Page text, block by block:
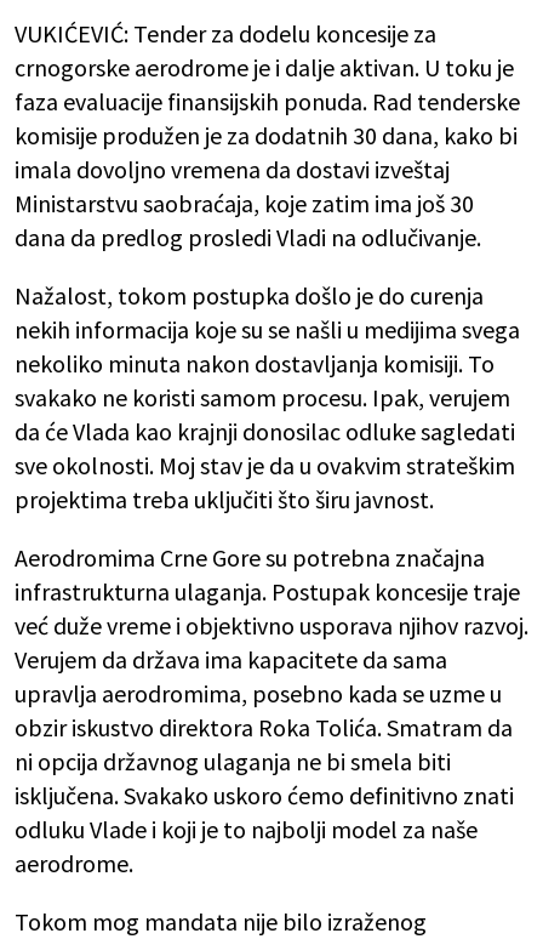
VUKIĆEVIĆ: Tender za dodelu koncesije za
crnogorske aerodrome je i dalje aktivan. U toku je
faza evaluacije finansijskih ponuda. Rad tenderske
komisije produžen je za dodatnih 30 dana, kako bi
imala dovoljno vremena da dostavi izveštaj
Ministarstvu saobraćaja, koje zatim ima još 30
dana da predlog prosledi Vladi na odlučivanje.
Nažalost, tokom postupka došlo je do curenja
nekih informacija koje su se našli u medijima svega
nekoliko minuta nakon dostavljanja komisiji. To
svakako ne koristi samom procesu. Ipak, verujem
da će Vlada kao krajnji donosilac odluke sagledati
sve okolnosti. Moj stav je da u ovakvim strateškim
projektima treba uključiti što širu javnost.
Aerodromima Crne Gore su potrebna značajna
infrastrukturna ulaganja. Postupak koncesije traje
već duže vreme i objektivno usporava njihov razvoj.
Verujem da država ima kapacitete da sama
upravlja aerodromima, posebno kada se uzme u
obzir iskustvo direktora Roka Tolića. Smatram da
ni opcija državnog ulaganja ne bi smela biti
isključena. Svakako uskoro ćemo definitivno znati
odluku Vlade i koji je to najbolji model za naše
aerodrome.
Tokom mog mandata nije bilo izraženog